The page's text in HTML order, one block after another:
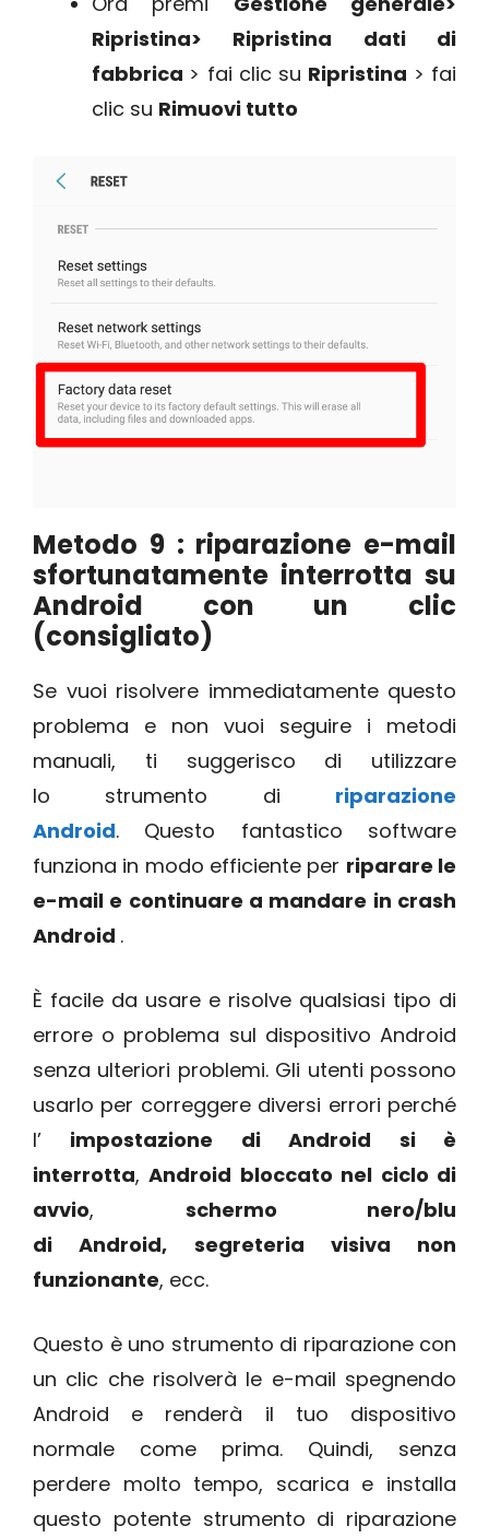
Ripristina> Ripristina dati di
fabbrica > fai clic su Ripristina > fai
clic su Rimuovi tutto
Metodo 9 : riparazione e-mail
sfortunatamente interrotta su
Android con un clic
(consigliato)
Se vuoi risolvere immediatamente questo
problema e non vuoi seguire i metodi
manuali, ti suggerisco di utilizzare
lo strumento di riparazione
Android. Questo fantastico software
funziona in modo efficiente per riparare le
e-mail e continuare a mandare in crash
Android .
È facile da usare e risolve qualsiasi tipo di
errore o problema sul dispositivo Android
senza ulteriori problemi. Gli utenti possono
usarlo per correggere diversi errori perché
l’ impostazione di Android si è
interrotta,Android bloccato nel ciclo di
avvio, schermo nero/blu
diAndroid, segreteria visiva non
funzionante, ecc.
Questo è uno strumento di riparazione con
un clic che risolverà le e-mail spegnendo
Android e renderà il tuo dispositivo
normale come prima. Quindi, senza
perdere molto tempo, scarica e installa
questo potente strumento di riparazione